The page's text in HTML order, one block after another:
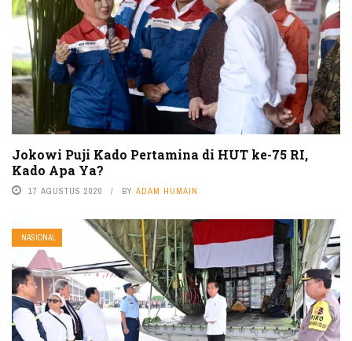
Jokowi Puji Kado Pertamina di HUT ke-75 RI,
Kado Apa Ya?
17 AGUSTUS 2020 BY ADAM HUMAIN
NASIONAL